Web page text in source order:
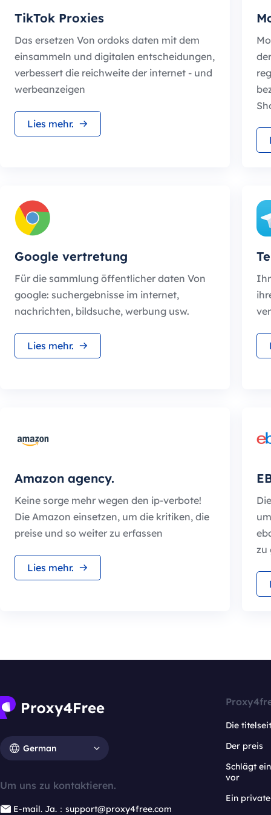
TikTok Proxies
Das ersetzen Von ordoks daten mit dem
einsammeln und digitalen entscheidungen,
verbessert die reichweite der internet - und
werbeanzeigen
Lies mehr.
Google vertretung
Für die sammlung öffentlicher daten Von
google: suchergebnisse im internet,
nachrichten, bildsuche, werbung usw.
Lies mehr.
Amazon agency.
Keine sorge mehr wegen den ip-verbote!
Die Amazon einsetzen, um die kritiken, die
preise und so weiter zu erfassen
Lies mehr.
zu
German
Um uns zu kontaktieren.
E-mail. Ja.：support@proxy4free.com
Die
Der preis
Schlägt
vor
Ein